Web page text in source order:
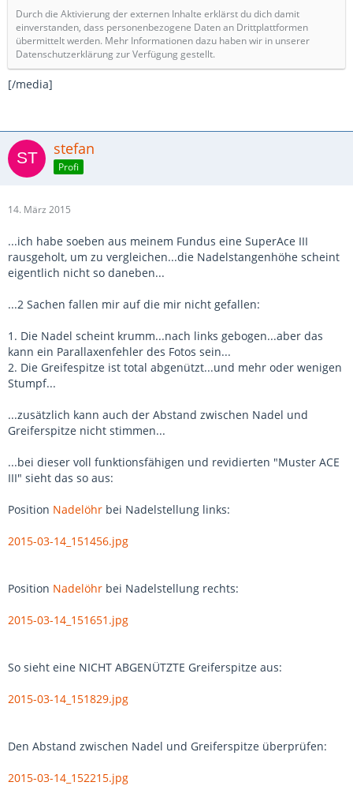
Durch die Aktivierung der externen Inhalte erklärst du dich damit
einverstanden, dass personenbezogene Daten an Drittplattformen
übermittelt werden. Mehr Informationen dazu haben wir in unserer
Datenschutzerklärung zur Verfügung gestellt.
[/media]
stefan
Profi
14. März 2015
...ich habe soeben aus meinem Fundus eine SuperAce III
rausgeholt, um zu vergleichen...die Nadelstangenhöhe scheint
eigentlich nicht so daneben...
...2 Sachen fallen mir auf die mir nicht gefallen:
1. Die Nadel scheint krumm...nach links gebogen...aber das
kann ein Parallaxenfehler des Fotos sein...
2. Die Greifespitze ist total abgenützt...und mehr oder wenigen
Stumpf...
...zusätzlich kann auch der Abstand zwischen Nadel und
Greiferspitze nicht stimmen...
...bei dieser voll funktionsfähigen und revidierten "Muster ACE
III" sieht das so aus:
Position Nadelöhr bei Nadelstellung links:
2015-03-14_151456.jpg
Position Nadelöhr bei Nadelstellung rechts:
2015-03-14_151651.jpg
So sieht eine NICHT ABGENÜTZTE Greiferspitze aus:
2015-03-14_151829.jpg
Den Abstand zwischen Nadel und Greiferspitze überprüfen:
2015-03-14_152215.jpg